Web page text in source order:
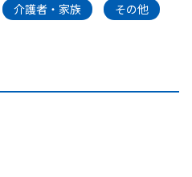
介護者・家族 その他